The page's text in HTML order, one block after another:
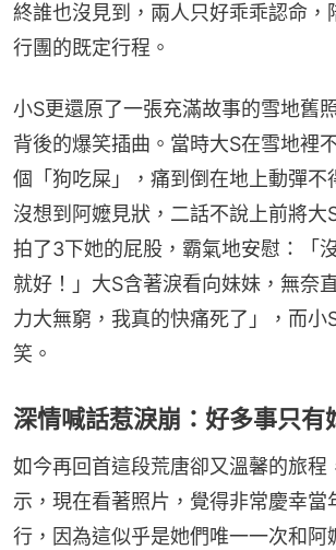
終誰也沒見到，兩人只好乖乖認命，
行團的既定行程。
小S更還原了一張充滿故事的雪地舊
背後的爆笑插曲。當時大S在雪地裡
個「狗吃屎」，痛到倒在地上動彈不
沒想到阿嬤見狀，二話不說上前將大
拍了3下她的屁股，霸氣地安慰：「
就好！」大S含著淚看向妹妹，無奈
力大無窮，我真的快痛死了」，而小
笑。
深情喊話惹淚崩：好多事只有
如今再回首這段荒唐卻又溫馨的旅程
示，現在看著照片，覺得非常慶幸當
行，因為這似乎是她們唯一一次和阿